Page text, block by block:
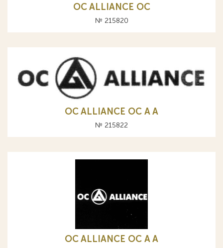
OC ALLIANCE ОС
№ 215820
OC ALLIANCE ОС A А
№ 215822
OC ALLIANCE ОС A А